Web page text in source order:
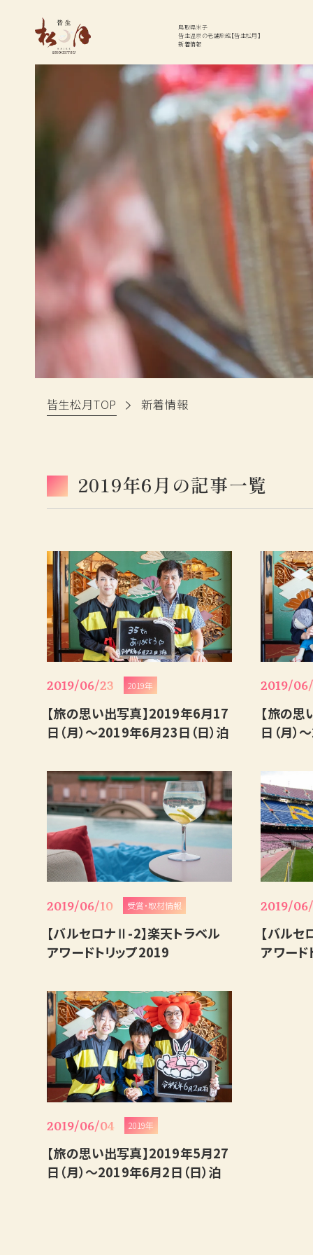
鳥取県米子
皆生温泉の老舗旅館【皆生松月】
新着情報
皆生松月TOP 新着情報
2019年6月の記事一覧
2019/06/23 2019年
【旅の思い出写真】2019年6月17
日（月）～2019年6月23日（日）泊
2019/
【旅の
日（月）
2019/06/10 受賞・取材情報
【バルセロナⅡ-2】楽天トラベル
アワードトリップ2019
2019/
【バル
アワー
2019/06/04 2019年
【旅の思い出写真】2019年5月27
日（月）～2019年6月2日（日）泊